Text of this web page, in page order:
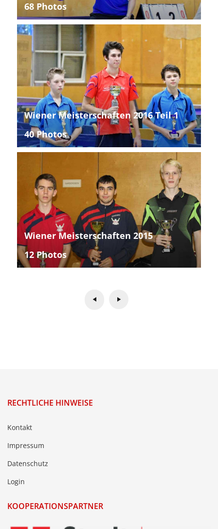
68 Photos
Wiener Meisterschaften 2016 Teil 1
40 Photos
Wiener Meisterschaften 2015
12 Photos
RECHTLICHE HINWEISE
Kontakt
Impressum
Datenschutz
Login
KOOPERATIONSPARTNER